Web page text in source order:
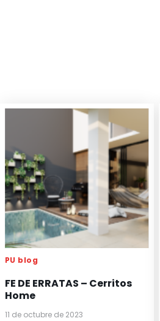
PU blog
FE DE ERRATAS – Cerritos
Home
11 de octubre de 2023